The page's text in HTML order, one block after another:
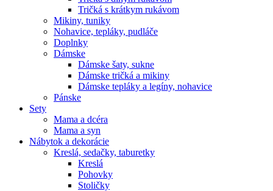
Tričká s krátkym rukávom
Mikiny, tuniky
Nohavice, tepláky, pudláče
Doplnky
Dámske
Dámske šaty, sukne
Dámske tričká a mikiny
Dámske tepláky a legíny, nohavice
Pánske
Sety
Mama a dcéra
Mama a syn
Nábytok a dekorácie
Kreslá, sedačky, taburetky
Kreslá
Pohovky
Stoličky